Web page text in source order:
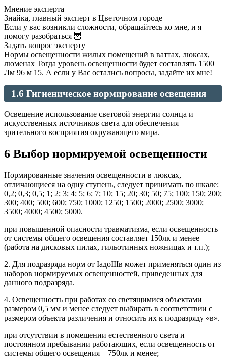
Мнение эксперта
Знайка, главный эксперт в Цветочном городе
Если у вас возникли сложности, обращайтесь ко мне, и я
помогу разобраться 🦉
Задать вопрос эксперту
Нормы освещенности жилых помещений в ваттах, люксах,
люменах Тогда уровень освещенности будет составлять 1500
Лм 96 м 15. А если у Вас остались вопросы, задайте их мне!
1.6 Гигиеническое нормирование освещения
Освещение использование световой энергии солнца и
искусственных источников света для обеспечения
зрительного восприятия окружающего мира.
6 Выбор нормируемой освещенности
Нормированные значения освещенности в люксах,
отличающиеся на одну ступень, следует принимать по шкале:
0,2; 0,3; 0,5; 1; 2; 3; 4; 5; 6; 7; 10; 15; 20; 30; 50; 75; 100; 150; 200;
300; 400; 500; 600; 750; 1000; 1250; 1500; 2000; 2500; 3000;
3500; 4000; 4500; 5000.
при повышенной опасности травматизма, если освещенность
от системы общего освещения составляет 150лк и менее
(работа на дисковых пилах, гильотинных ножницах и т.п.);
2. Для подразряда норм от IaдоIIIв может применяться один из
наборов нормируемых освещенностей, приведенных для
данного подразряда.
4. Освещенность при работах со светящимися объектами
размером 0,5 мм и менее следует выбирать в соответствии с
размером объекта различения и относить их к подразряду «в».
при отсутствии в помещении естественного света и
постоянном пребывании работающих, если освещенность от
системы общего освещения – 750лк и менее;